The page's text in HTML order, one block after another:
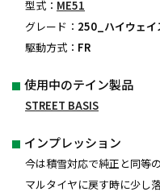
型式： ME51
グレード： 250_ハイウェイ
駆動方式： FR
使用中のテイン製品
STREET BASIS
インプレッション
今は積雪対応で純正と同等
マルタイヤに戻す時に少し